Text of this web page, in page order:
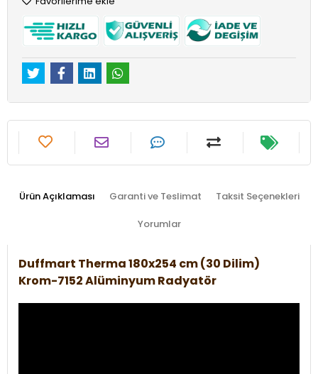
Ürün Açıklaması Garanti ve Teslimat Taksit Seçenekleri
Yorumlar
Duffmart Therma 180x254 cm (30 Dilim)
Krom-7152 Alüminyum Radyatör